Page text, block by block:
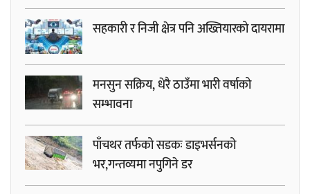
सहकारी र निजी क्षेत्र पनि अख्तियारको दायरामा
मनसुन सक्रिय, धेरै ठाउँमा भारी वर्षाको
सम्भावना
पाँचथर तर्फको सडकः डाइभर्सनको
भर,गन्तव्यमा नपुगिने डर